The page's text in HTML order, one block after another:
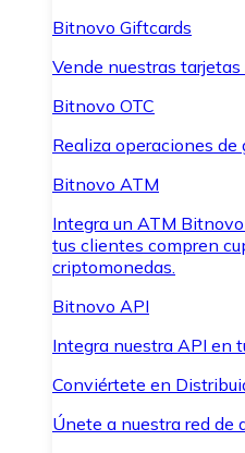
Bitnovo Giftcards
Vende nuestras
Bitnovo OTC
Realiza operaciones de
Bitnovo ATM
Integra un ATM
tus clientes compren
criptomonedas.
Bitnovo API
Integra nuestra API en
Conviértete en
Únete a nuestra red de